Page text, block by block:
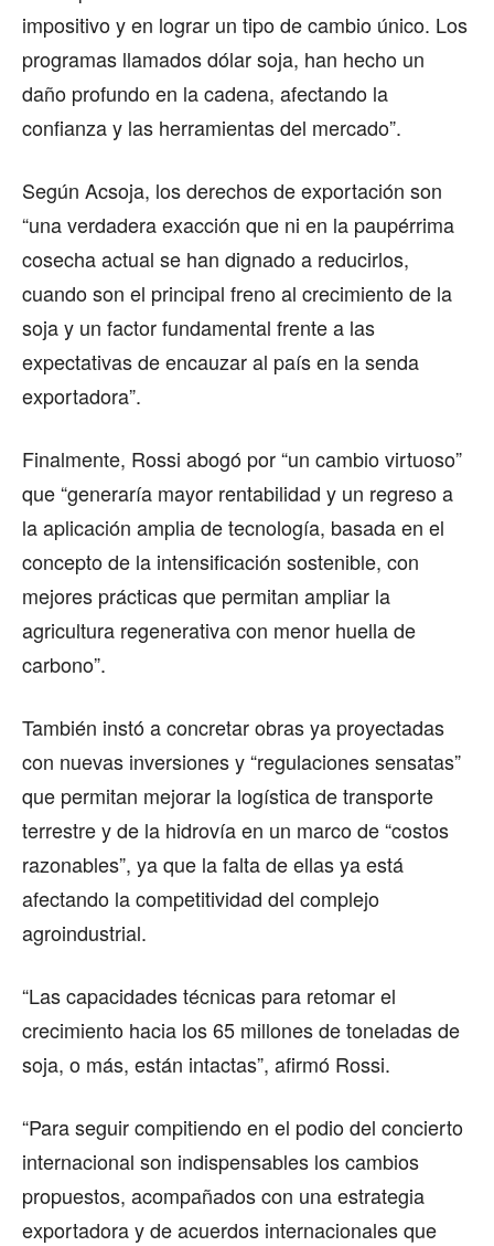
impositivo y en lograr un tipo de cambio único. Los
programas llamados dólar soja, han hecho un
daño profundo en la cadena, afectando la
confianza y las herramientas del mercado”.
Según Acsoja, los derechos de exportación son
“una verdadera exacción que ni en la paupérrima
cosecha actual se han dignado a reducirlos,
cuando son el principal freno al crecimiento de la
soja y un factor fundamental frente a las
expectativas de encauzar al país en la senda
exportadora”.
Finalmente, Rossi abogó por “un cambio virtuoso”
que “generaría mayor rentabilidad y un regreso a
la aplicación amplia de tecnología, basada en el
concepto de la intensificación sostenible, con
mejores prácticas que permitan ampliar la
agricultura regenerativa con menor huella de
carbono”.
También instó a concretar obras ya proyectadas
con nuevas inversiones y “regulaciones sensatas”
que permitan mejorar la logística de transporte
terrestre y de la hidrovía en un marco de “costos
razonables”, ya que la falta de ellas ya está
afectando la competitividad del complejo
agroindustrial.
“Las capacidades técnicas para retomar el
crecimiento hacia los 65 millones de toneladas de
soja, o más, están intactas”, afirmó Rossi.
“Para seguir compitiendo en el podio del concierto
internacional son indispensables los cambios
propuestos, acompañados con una estrategia
exportadora y de acuerdos internacionales que